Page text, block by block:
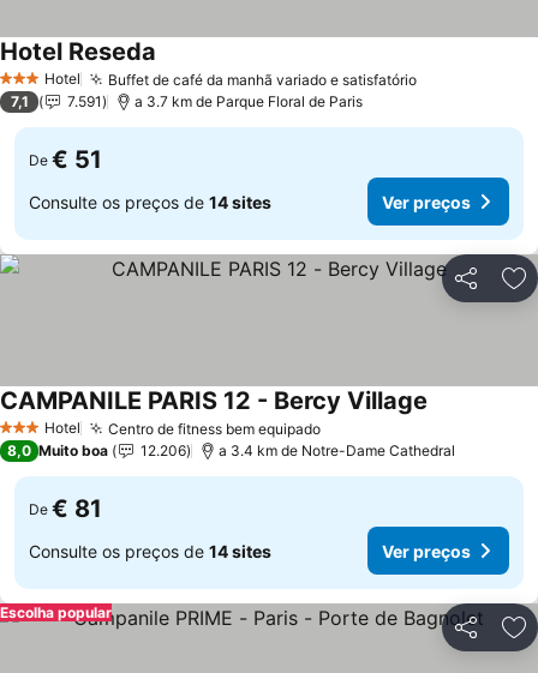
3 EstrelasHotel Buffet de café da manhã variado e satisfatório
Hotel Reseda
7,1 7.591 a 3.7 km de Parque Floral de Paris
De € 51
Consulte os preços de 14 sites Ver preços
Partilhar
3 EstrelasHotel Centro de fitness bem equipado
CAMPANILE PARIS 12 - Bercy Village
8,0 Muito boa 12.206 a 3.4 km de Notre-Dame Cathedral
De € 81
Consulte os preços de 14 sites Ver preços
Partilhar
Escolha popular